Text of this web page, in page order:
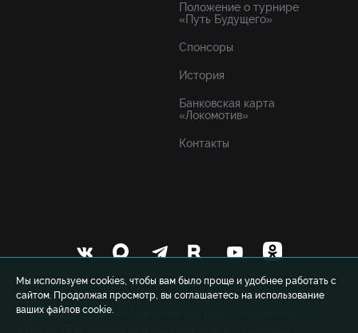
Мы используем cookies, чтобы вам было проще и удобнее работать с
сайтом. Продолжая просмотр, вы соглашаетесь на использование
ваших файлов cookie.
Положение о турнире
«Путь Будущего»
Спонсоры
История
Банковская карта
«Локомотив»
Контакты
© 1999-2026 FCLM.RU Футбольный клуб «Локомотив»